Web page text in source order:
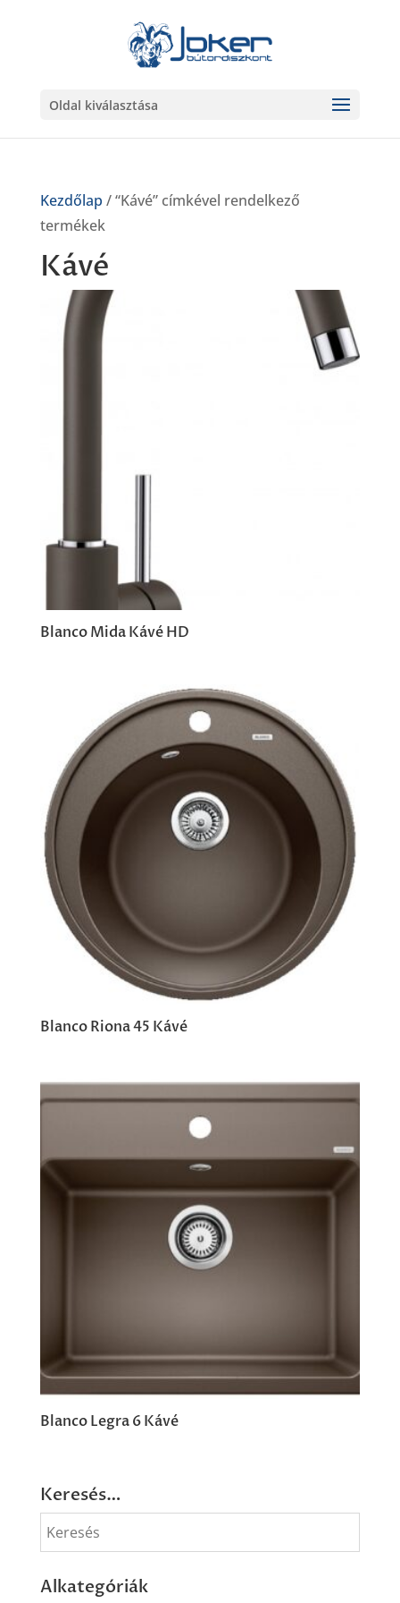
Oldal kiválasztása
Kezdőlap / “Kávé” címkével rendelkező
termékek
Kávé
Blanco Mida Kávé HD
Blanco Riona 45 Kávé
Blanco Legra 6 Kávé
Keresés…
Alkategóriák